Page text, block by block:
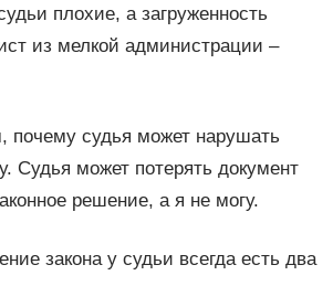
плохие, а загруженность
из мелкой администрации –
почему судья может нарушать
Судья может потерять документ
решение, а я не могу.
закона у судьи всегда есть два